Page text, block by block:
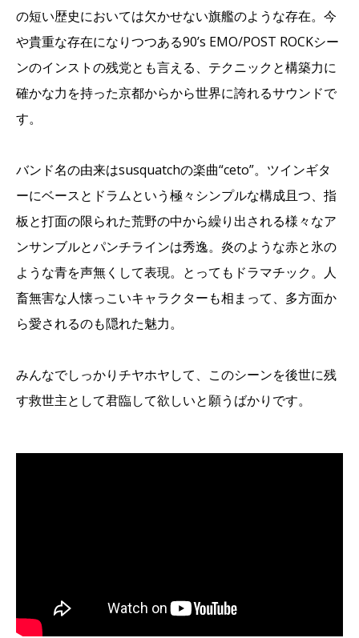
の短い歴史においては欠かせない旗艦のような存在。今
や貴重な存在になりつつある90’s EMO/POST ROCKシー
ンのインストの残党とも言える、テクニックと構築力に
確かな力を持った京都からから世界に誇れるサウンドで
す。
バンド名の由来はsusquatchの楽曲“ceto”。ツインギタ
ーにベースとドラムという極々シンプルな構成且つ、指
板と打面の限られた荒野の中から繰り出される様々なア
ンサンブルとパンチラインは秀逸。炎のような赤と氷の
ような青を声無くして表現。とってもドラマチック。人
畜無害な人懐っこいキャラクターも相まって、多方面か
ら愛されるのも隠れた魅力。
みんなでしっかりチヤホヤして、このシーンを後世に残
す救世主として君臨して欲しいと願うばかりです。